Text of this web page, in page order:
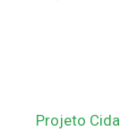
Projeto